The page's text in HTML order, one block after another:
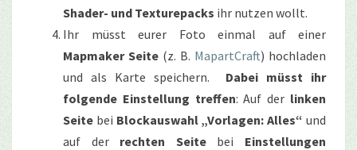
Shader- und Texturepacks ihr nutzen wollt.
Ihr müsst eurer Foto einmal auf einer
Mapmaker Seite (z. B. MapartCraft) hochladen
und als Karte speichern. Dabei müsst ihr
folgende Einstellung treffen: Auf der linken
Seite bei Blockauswahl „Vorlagen: Alles“ und
auf der rechten Seitebei Einstellungen